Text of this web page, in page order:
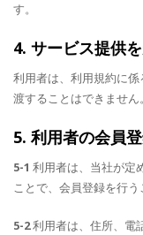
す。
4. サービス提供
利用者は、利用規約に
渡することはできません。
5. 利用者の会員
5-1 利用者は、当社が定
ことで、会員登録を行う
5-2利用者は、住所、電